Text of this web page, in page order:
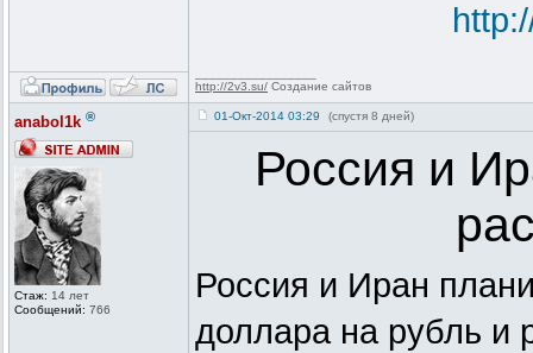
http://2v3.su/ Создание сайтов
anabol1k ®
Стаж: 14 лет
Сообщений: 766
01-Окт-2014 03:29 (спустя 8 дней)
Россия и
Россия и Иран
доллара на рубль и